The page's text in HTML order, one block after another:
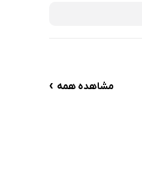
مشاهده همه ›